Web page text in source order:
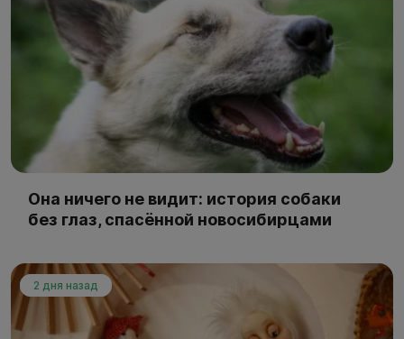
Она ничего не видит: история собаки
без глаз, спасённой новосибирцами
2 дня назад